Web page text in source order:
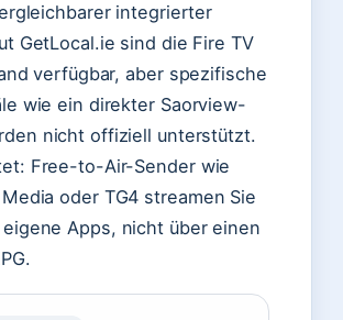
integrierter
GetLocal.ie sind die Fire TV
verfügbar, aber spezifische
wie ein direkter Saorview-
nicht offiziell unterstützt.
Free-to-Air-Sender wie
oder TG4 streamen Sie
Apps, nicht über einen